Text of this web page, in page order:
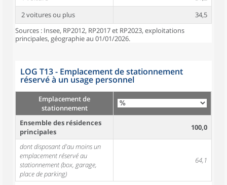
2 voitures ou plus
34,5
Sources : Insee, RP2012, RP2017 et RP2023, exploitations
principales, géographie au 01/01/2026.
LOG T13 - Emplacement de stationnement
réservé à un usage personnel
Emplacement de
stationnement
Ensemble des résidences
principales
100,0
dont disposant d'au moins un
emplacement réservé au
stationnement (box, garage,
place de parking)
64,1